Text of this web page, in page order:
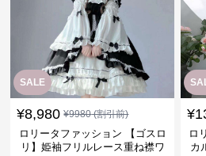
SALE
¥8,980 ¥9980(割引前)
ロリータファッション 【ゴスロ
リ】姫袖フリルレース重ね襟ワ
¥
ロ
カ